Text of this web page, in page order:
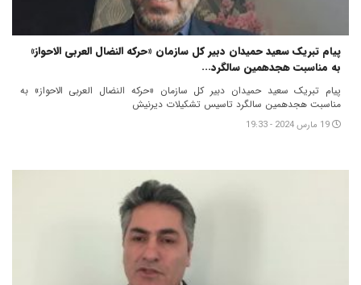
پیام تبریک سعید حمیدان دبیر کل سازمان «حرکه النضال العربی الاحواز»
به مناسبت هجدهمین سالگرد...
پیام تبریک سعید حمیدان دبیر کل سازمان «حرکه النضال العربی الاحواز» به
مناسبت هجدهمین سالگرد تاسیس تشکیلات دیرنیش
19 مارس 2024 - 19:33